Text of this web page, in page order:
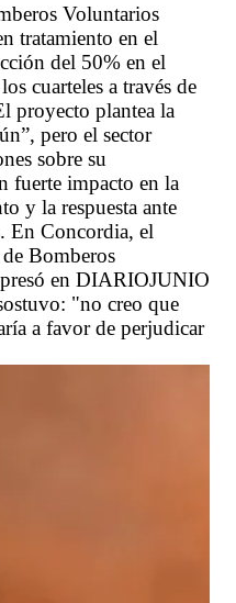
Voluntarios
tratamiento en el
del 50% en el
cuarteles a través de
proyecto plantea la
pero el sector
sobre su
fuerte impacto en la
y la respuesta ante
En Concordia, el
Bomberos
en DIARIOJUNIO
"no creo que
a favor de perjudicar